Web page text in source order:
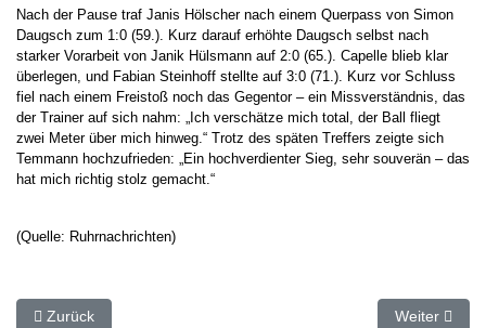
Nach der Pause traf Janis Hölscher nach einem Querpass von Simon
Daugsch zum 1:0 (59.). Kurz darauf erhöhte Daugsch selbst nach
starker Vorarbeit von Janik Hülsmann auf 2:0 (65.). Capelle blieb klar
überlegen, und Fabian Steinhoff stellte auf 3:0 (71.). Kurz vor Schluss
fiel nach einem Freistoß noch das Gegentor – ein Missverständnis, das
der Trainer auf sich nahm: „Ich verschätze mich total, der Ball fliegt
zwei Meter über mich hinweg.“ Trotz des späten Treffers zeigte sich
Temmann hochzufrieden: „Ein hochverdienter Sieg, sehr souverän – das
hat mich richtig stolz gemacht.“
(Quelle: Ruhrnachrichten)
Vorheriger Beitrag: ⚽️ SC Capelle siegt souverän und springt auf
Zurück Nächster
Weiter